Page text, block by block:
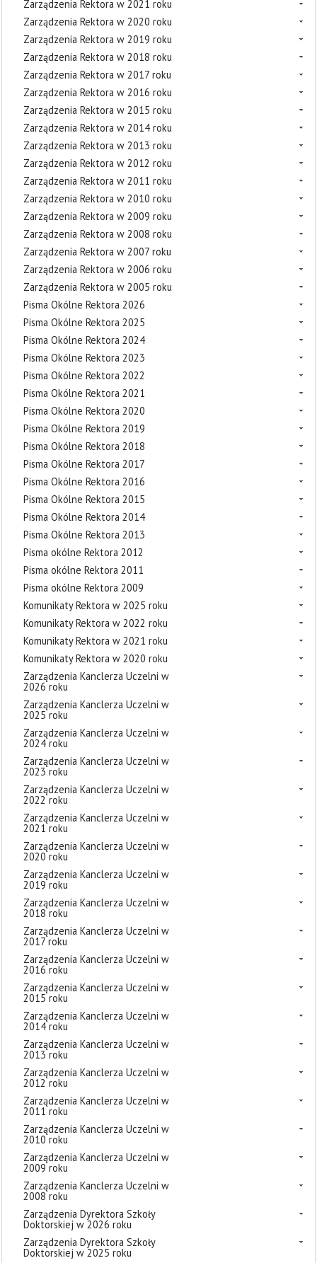
Zarządzenia Rektora w 2021 roku
Zarządzenia Rektora w 2020 roku
Zarządzenia Rektora w 2019 roku
Zarządzenia Rektora w 2018 roku
Zarządzenia Rektora w 2017 roku
Zarządzenia Rektora w 2016 roku
Zarządzenia Rektora w 2015 roku
Zarządzenia Rektora w 2014 roku
Zarządzenia Rektora w 2013 roku
Zarządzenia Rektora w 2012 roku
Zarządzenia Rektora w 2011 roku
Zarządzenia Rektora w 2010 roku
Zarządzenia Rektora w 2009 roku
Zarządzenia Rektora w 2008 roku
Zarządzenia Rektora w 2007 roku
Zarządzenia Rektora w 2006 roku
Zarządzenia Rektora w 2005 roku
Pisma Okólne Rektora 2026
Pisma Okólne Rektora 2025
Pisma Okólne Rektora 2024
Pisma Okólne Rektora 2023
Pisma Okólne Rektora 2022
Pisma Okólne Rektora 2021
Pisma Okólne Rektora 2020
Pisma Okólne Rektora 2019
Pisma Okólne Rektora 2018
Pisma Okólne Rektora 2017
Pisma Okólne Rektora 2016
Pisma Okólne Rektora 2015
Pisma Okólne Rektora 2014
Pisma Okólne Rektora 2013
Pisma okólne Rektora 2012
Pisma okólne Rektora 2011
Pisma okólne Rektora 2009
Komunikaty Rektora w 2025 roku
Komunikaty Rektora w 2022 roku
Komunikaty Rektora w 2021 roku
Komunikaty Rektora w 2020 roku
Zarządzenia Kanclerza Uczelni w
2026 roku
Zarządzenia Kanclerza Uczelni w
2025 roku
Zarządzenia Kanclerza Uczelni w
2024 roku
Zarządzenia Kanclerza Uczelni w
2023 roku
Zarządzenia Kanclerza Uczelni w
2022 roku
Zarządzenia Kanclerza Uczelni w
2021 roku
Zarządzenia Kanclerza Uczelni w
2020 roku
Zarządzenia Kanclerza Uczelni w
2019 roku
Zarządzenia Kanclerza Uczelni w
2018 roku
Zarządzenia Kanclerza Uczelni w
2017 roku
Zarządzenia Kanclerza Uczelni w
2016 roku
Zarządzenia Kanclerza Uczelni w
2015 roku
Zarządzenia Kanclerza Uczelni w
2014 roku
Zarządzenia Kanclerza Uczelni w
2013 roku
Zarządzenia Kanclerza Uczelni w
2012 roku
Zarządzenia Kanclerza Uczelni w
2011 roku
Zarządzenia Kanclerza Uczelni w
2010 roku
Zarządzenia Kanclerza Uczelni w
2009 roku
Zarządzenia Kanclerza Uczelni w
2008 roku
Zarządzenia Dyrektora Szkoły
Doktorskiej w 2026 roku
Zarządzenia Dyrektora Szkoły
Doktorskiej w 2025 roku